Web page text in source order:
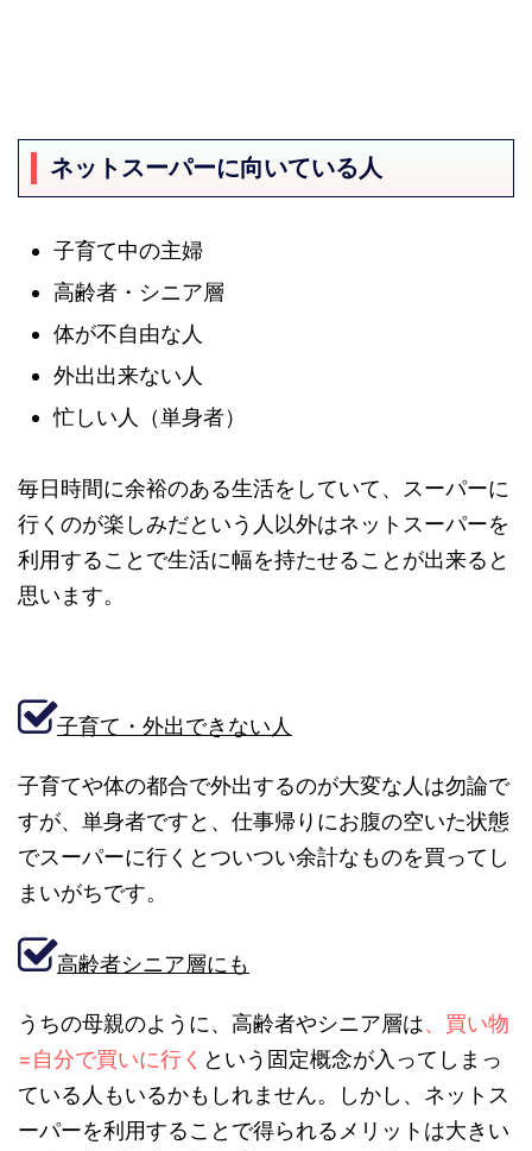
ネットスーパーに向いている人
子育て中の主婦
高齢者・シニア層
体が不自由な人
外出出来ない人
忙しい人（単身者）
毎日時間に余裕のある生活をしていて、スーパーに
行くのが楽しみだという人以外はネットスーパーを
利用することで生活に幅を持たせることが出来ると
思います。
子育て・外出できない人
子育てや体の都合で外出するのが大変な人は勿論で
すが、単身者ですと、仕事帰りにお腹の空いた状態
でスーパーに行くとついつい余計なものを買ってし
まいがちです。
高齢者シニア層にも
うちの母親のように、高齢者やシニア層は、買い物
=自分で買いに行く という固定概念が入ってしまっ
ている人もいるかもしれません。しかし、ネットス
ーパーを利用することで得られるメリットは大きい